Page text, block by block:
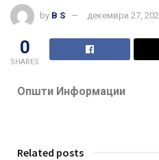
by B S декември 27,
0
SHARES
Општи Информации
Related posts